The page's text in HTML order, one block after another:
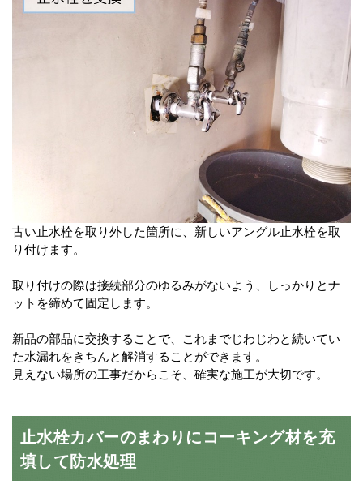
古い止水栓を取り外した箇所に、新しいアングル止水栓を取
り付けます。
取り付けの際は接続部分のゆるみがないよう、しっかりとナ
ットを締めて固定します。
新品の部品に交換することで、これまでじわじわと続いてい
た水漏れをきちんと解消することができます。
見えない場所の工事だからこそ、確実な施工が大切です。
止水栓カバーのまわりにコーキング材を充
填して防水処理